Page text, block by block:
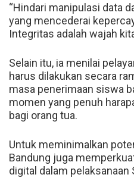
“Hindari manipulasi data
yang mencederai
Integritas adalah wajah
Selain itu, ia menilai
harus dilakukan secara
masa penerimaan siswa
momen yang penuh
bagi orang tua.
Untuk meminimalkan
Bandung juga
digital dalam pelaksanaan